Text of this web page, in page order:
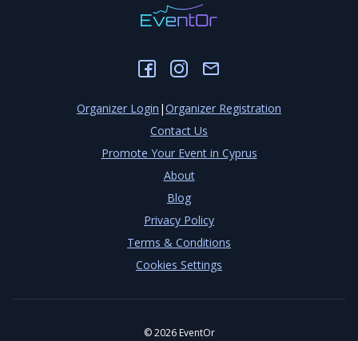
Organizer Login |Organizer Registration
Contact Us
Promote Your Event in Cyprus
About
Blog
Privacy Policy
Terms & Conditions
Cookies Settings
©2026EventOr